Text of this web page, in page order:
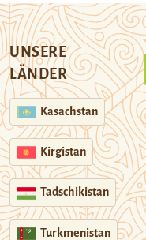
UNSERE
LÄNDER
Kasachstan
Kirgistan
Tadschikistan
Turkmenistan